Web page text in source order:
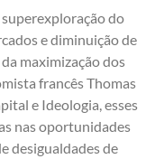
do
e diminuição de
maximização dos
francês Thomas
e Ideologia, esses
nas oportunidades
desigualdades de